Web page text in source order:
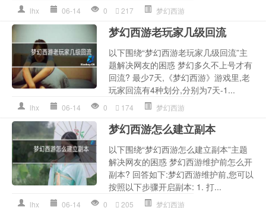
lhx 06-14 0 217 梦幻西游
梦幻西游老玩家几级回流
以下围绕“梦幻西游老玩家几级回流”主
题解决网友的困惑 梦幻多久不上号才有
回流? 最少7天,《梦幻西游》游戏里,老
玩家回流有4种划分,分别为7天-1...
lhx 06-14 0 174 梦幻西游
梦幻西游怎么建立副本
以下围绕“梦幻西游怎么建立副本”主题
解决网友的困惑 梦幻西游维护前怎么开
副本? 回答如下:梦幻西游维护前,您可以
按照以下步骤开启副本: 1. 打...
lhx 06-14 0 205 梦幻西游